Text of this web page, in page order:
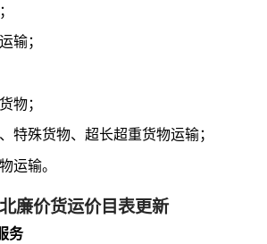
输；
物；
特殊货物、超长超重货物运输；
运输。
廉价货运价目表更新
务